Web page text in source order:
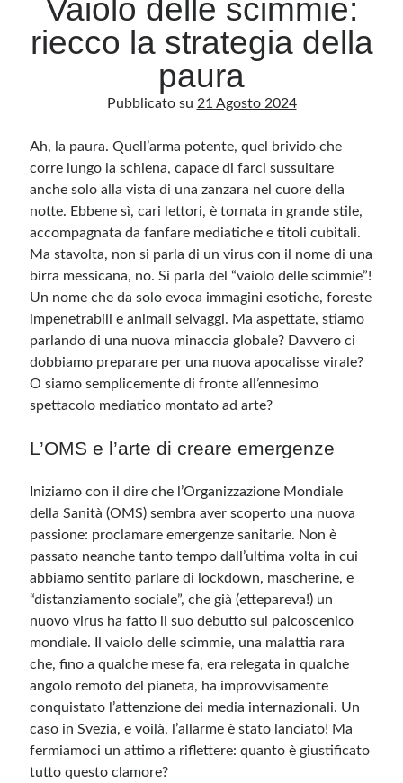
Categorie
Categorie
Questo blog non rappresenta una testata giornalistica, in quanto viene aggiornato
senza alcuna periodicità. Non può pertanto considerarsi un prodotto editoriale ai
sensi della legge n· 62 del 7.03.2001. L’autore non è responsabile di quanto
pubblicato dai lettori nei commenti ai vari post. Saranno comunque cancellati quelli
ritenuti offensivi o lesivi dell’immagine o dell’onorabilità di terzi, di genere spam,
razzisti o che contengano dati personali non conformi al rispetto delle norme sulla
privacy. Alcune immagini inserite in questo blog sono tratte da Internet e, pertanto,
considerate di pubblico dominio. Qualora la loro pubblicazione violasse eventuali
immediatamente rimosse. L’autore del blog non è responsabile dei siti collegati
Meta
Feed dei commenti
WordPress.org
Vaiolo delle scimmie:
riecco la strategia della
paura
Pubblicato su 21 Agosto 2024
Ah, la paura. Quell’arma potente, quel brivido che
corre lungo la schiena, capace di farci sussultare
anche solo alla vista di una zanzara nel cuore della
notte. Ebbene sì, cari lettori, è tornata in grande stile,
accompagnata da fanfare mediatiche e titoli cubitali.
Ma stavolta, non si parla di un virus con il nome di una
birra messicana, no. Si parla del “vaiolo delle scimmie”!
Un nome che da solo evoca immagini esotiche, foreste
impenetrabili e animali selvaggi. Ma aspettate, stiamo
parlando di una nuova minaccia globale? Davvero ci
dobbiamo preparare per una nuova apocalisse virale?
O siamo semplicemente di fronte all’ennesimo
spettacolo mediatico montato ad arte?
L’OMS e l’arte di creare emergenze
Iniziamo con il dire che l’Organizzazione Mondiale
della Sanità (OMS) sembra aver scoperto una nuova
passione: proclamare emergenze sanitarie. Non è
passato neanche tanto tempo dall’ultima volta in cui
abbiamo sentito parlare di lockdown, mascherine, e
“distanziamento sociale”, che già (ettepareva!) un
nuovo virus ha fatto il suo debutto sul palcoscenico
mondiale. Il vaiolo delle scimmie, una malattia rara
che, fino a qualche mese fa, era relegata in qualche
angolo remoto del pianeta, ha improvvisamente
conquistato l’attenzione dei media internazionali. Un
caso in Svezia, e voilà, l’allarme è stato lanciato! Ma
fermiamoci un attimo a riflettere: quanto è giustificato
tutto questo clamore?